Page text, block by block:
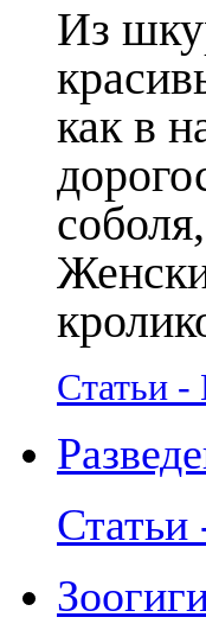
Из
как в
Статьи